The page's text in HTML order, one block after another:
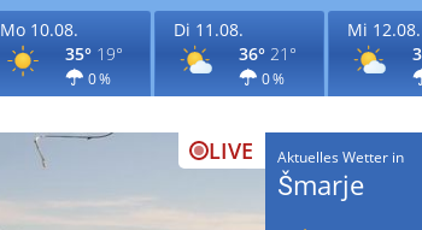
Mo 10.08.
35° 19°
0 %
Di 11.08.
36° 21°
0 %
Mi 12.08.
LIVE Aktuelles Wetter in
Šmarje